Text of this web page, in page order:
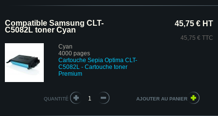
Compatible Samsung CLT-
C5082L toner Cyan
Cyan
4000 pages
Cartouche Sepia Optima CLT-
C5082L - Cartouche toner
Premium
45,75 € HT
45,75 € TTC
QUANTITÉ